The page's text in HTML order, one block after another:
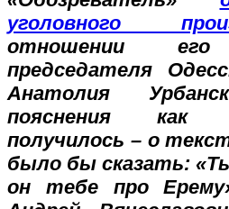
уголовного
отношении
председателя
Анатолия
пояснения как
получилось – о
было бы сказать:
он тебе про